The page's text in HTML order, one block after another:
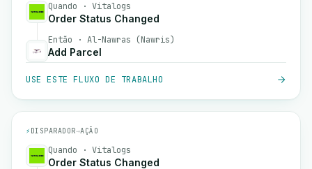
Quando · Vitalogs
Order Status Changed
Então · Al-Nawras (Nawris)
Add Parcel
USE ESTE FLUXO DE TRABALHO
⚡ DISPARADOR→AÇÃO
Quando · Vitalogs
Order Status Changed